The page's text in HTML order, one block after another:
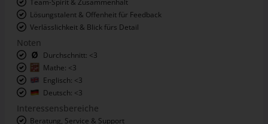
Verlässlichkeit & Blick fürs Detail
Noten
Englisch: <3
Deutsch: <3
Interessensbereiche
Handel & E-Commerce